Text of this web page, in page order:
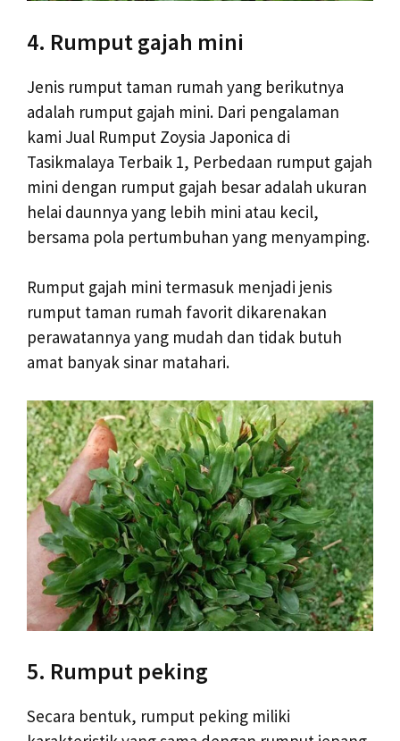
4. Rumput gajah mini
Jenis rumput taman rumah yang berikutnya
adalah rumput gajah mini. Dari pengalaman
kami Jual Rumput Zoysia Japonica di
Tasikmalaya Terbaik 1, Perbedaan rumput gajah
mini dengan rumput gajah besar adalah ukuran
helai daunnya yang lebih mini atau kecil,
bersama pola pertumbuhan yang menyamping.
Rumput gajah mini termasuk menjadi jenis
rumput taman rumah favorit dikarenakan
perawatannya yang mudah dan tidak butuh
amat banyak sinar matahari.
5. Rumput peking
Secara bentuk, rumput peking miliki